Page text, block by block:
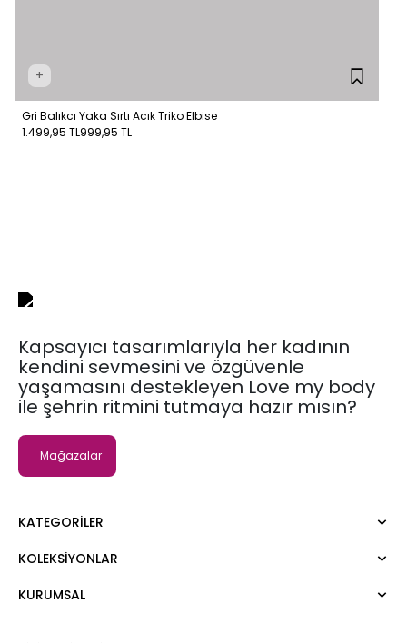
+
Gri Balıkcı Yaka Sırtı Acık Triko Elbise
1.499,95 TL999,95 TL
Kapsayıcı tasarımlarıyla her kadının
kendini sevmesini ve özgüvenle
yaşamasını destekleyen Love my body
ile şehrin ritmini tutmaya hazır mısın?
Mağazalar
KATEGORILER
Elbise
KOLEKSIYONLAR
Moda Tutkusu
KURUMSAL